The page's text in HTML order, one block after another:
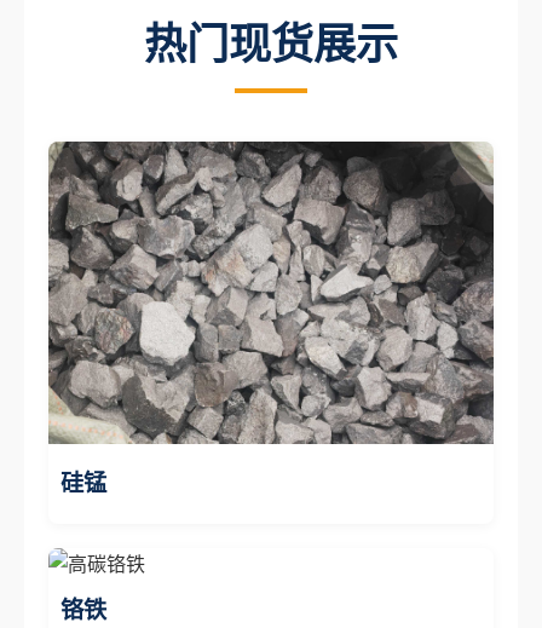
热门现货展示
硅锰
铬铁